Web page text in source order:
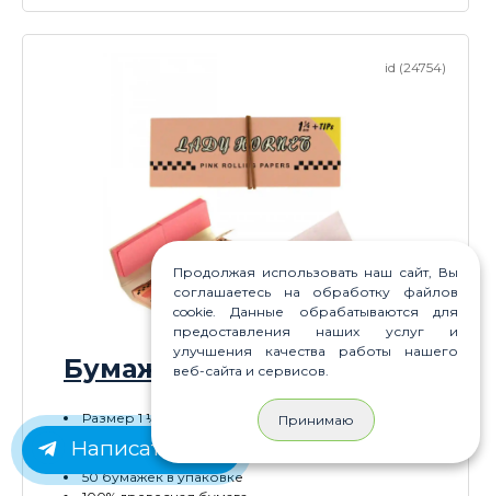
id (24754)
Бумажки Lady Hornet
Размер 1 ¼
Длина 75мм
Ширина 45мм
50 бумажек в упаковке
Написать нам
Продолжая использовать наш сайт, Вы
соглашаетесь на обработку файлов
cookie. Данные обрабатываются для
предоставления наших услуг и
улучшения качества работы нашего
веб-сайта и сервисов.
Принимаю